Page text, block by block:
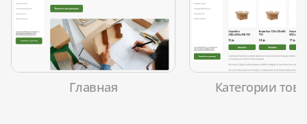
Главная Категории